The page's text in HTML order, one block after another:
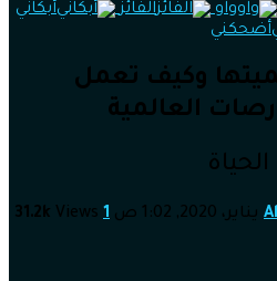
واو الفائز
أبكاني
أضحكني
وكيف تعمل
العالمية
31.2k Views 1